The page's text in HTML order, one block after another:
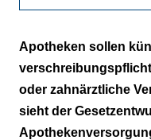
Apotheker
dürfen
Abgabe von
nicht die Regel
Apotheken sollen
oder zahnärztliche
sieht der